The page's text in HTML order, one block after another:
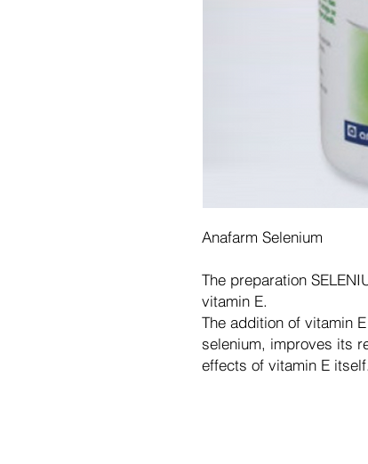
Anafarm Selenium
The preparation
vitamin E.
The addition of vitamin
selenium, improves its
effects of vitamin E itself.